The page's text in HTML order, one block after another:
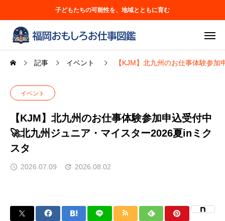
子どもたちの可能性を、地域とともに育む
記事 イベント 【KJM】北九州のお仕事体験参
イベント
【KJM】北九州のお仕事体験参加申込受付中
🚀北九州ジュニア・マイスター2026夏inミク
スタ
2026.07.09 2026.08.02